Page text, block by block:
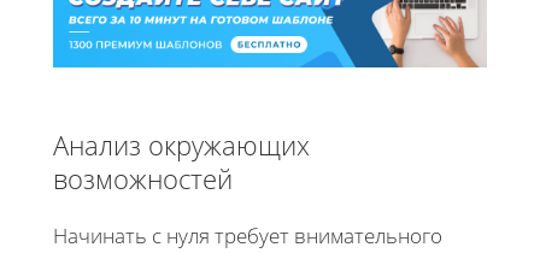
Анализ окружающих
возможностей
Начинать с нуля требует внимательного